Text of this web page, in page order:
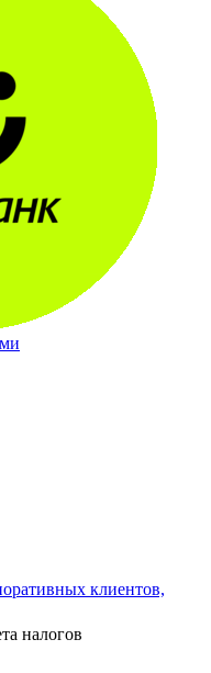
клиентов,
налогов